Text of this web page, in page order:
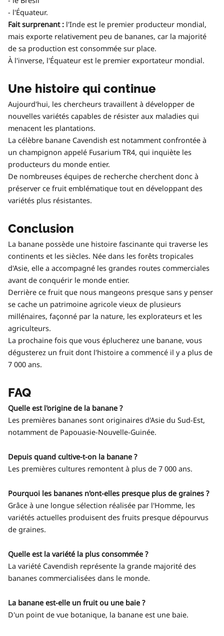
- l'Équateur.
Fait surprenant : l'Inde est le premier producteur mondial,
mais exporte relativement peu de bananes, car la majorité
de sa production est consommée sur place.
À l'inverse, l'Équateur est le premier exportateur mondial.
Une histoire qui continue
Aujourd'hui, les chercheurs travaillent à développer de
nouvelles variétés capables de résister aux maladies qui
menacent les plantations.
La célèbre banane Cavendish est notamment confrontée à
un champignon appelé Fusarium TR4, qui inquiète les
producteurs du monde entier.
De nombreuses équipes de recherche cherchent donc à
préserver ce fruit emblématique tout en développant des
variétés plus résistantes.
Conclusion
La banane possède une histoire fascinante qui traverse les
continents et les siècles. Née dans les forêts tropicales
d'Asie, elle a accompagné les grandes routes commerciales
avant de conquérir le monde entier.
Derrière ce fruit que nous mangeons presque sans y penser
se cache un patrimoine agricole vieux de plusieurs
millénaires, façonné par la nature, les explorateurs et les
agriculteurs.
La prochaine fois que vous éplucherez une banane, vous
dégusterez un fruit dont l'histoire a commencé il y a plus de
7 000 ans.
FAQ
Quelle est l'origine de la banane ?
Les premières bananes sont originaires d'Asie du Sud-Est,
notamment de Papouasie-Nouvelle-Guinée.
Depuis quand cultive-t-on la banane ?
Les premières cultures remontent à plus de 7 000 ans.
Pourquoi les bananes n'ont-elles presque plus de graines ?
Grâce à une longue sélection réalisée par l'Homme, les
variétés actuelles produisent des fruits presque dépourvus
de graines.
Quelle est la variété la plus consommée ?
La variété Cavendish représente la grande majorité des
bananes commercialisées dans le monde.
La banane est-elle un fruit ou une baie ?
D'un point de vue botanique, la banane est une baie.